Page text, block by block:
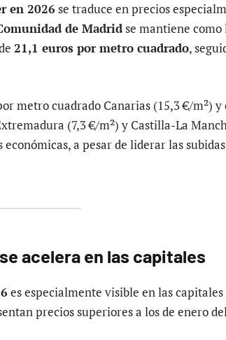
en 2026 se traduce en precios
de Madridse mantiene
21,1 euros por metro cuadrado,
metro cuadrado Canarias (15,3 €/m²) y
(7,3 €/m²) y Castilla-La
a pesar de liderar las subidas
acelera en las capitales
es especialmente visible en las capitales
precios superiores a los de enero